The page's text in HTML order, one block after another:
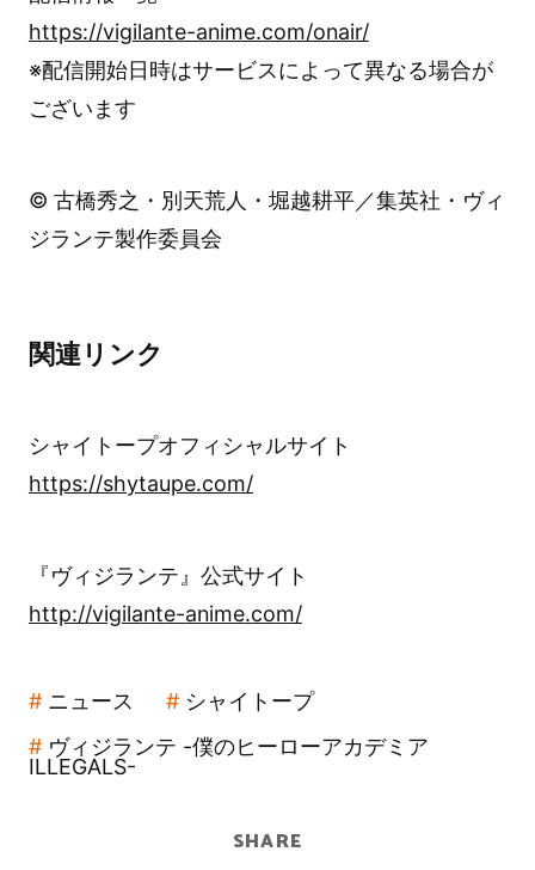
https://vigilante-anime.com/onair/
※配信開始日時はサービスによって異なる場合が
ございます
© 古橋秀之・別天荒人・堀越耕平／集英社・ヴィ
ジランテ製作委員会
関連リンク
シャイトープオフィシャルサイト
https://shytaupe.com/
『ヴィジランテ』公式サイト
http://vigilante-anime.com/
ニュース
シャイトープ
ヴィジランテ -僕のヒーローアカデミア
ILLEGALS-
SHARE